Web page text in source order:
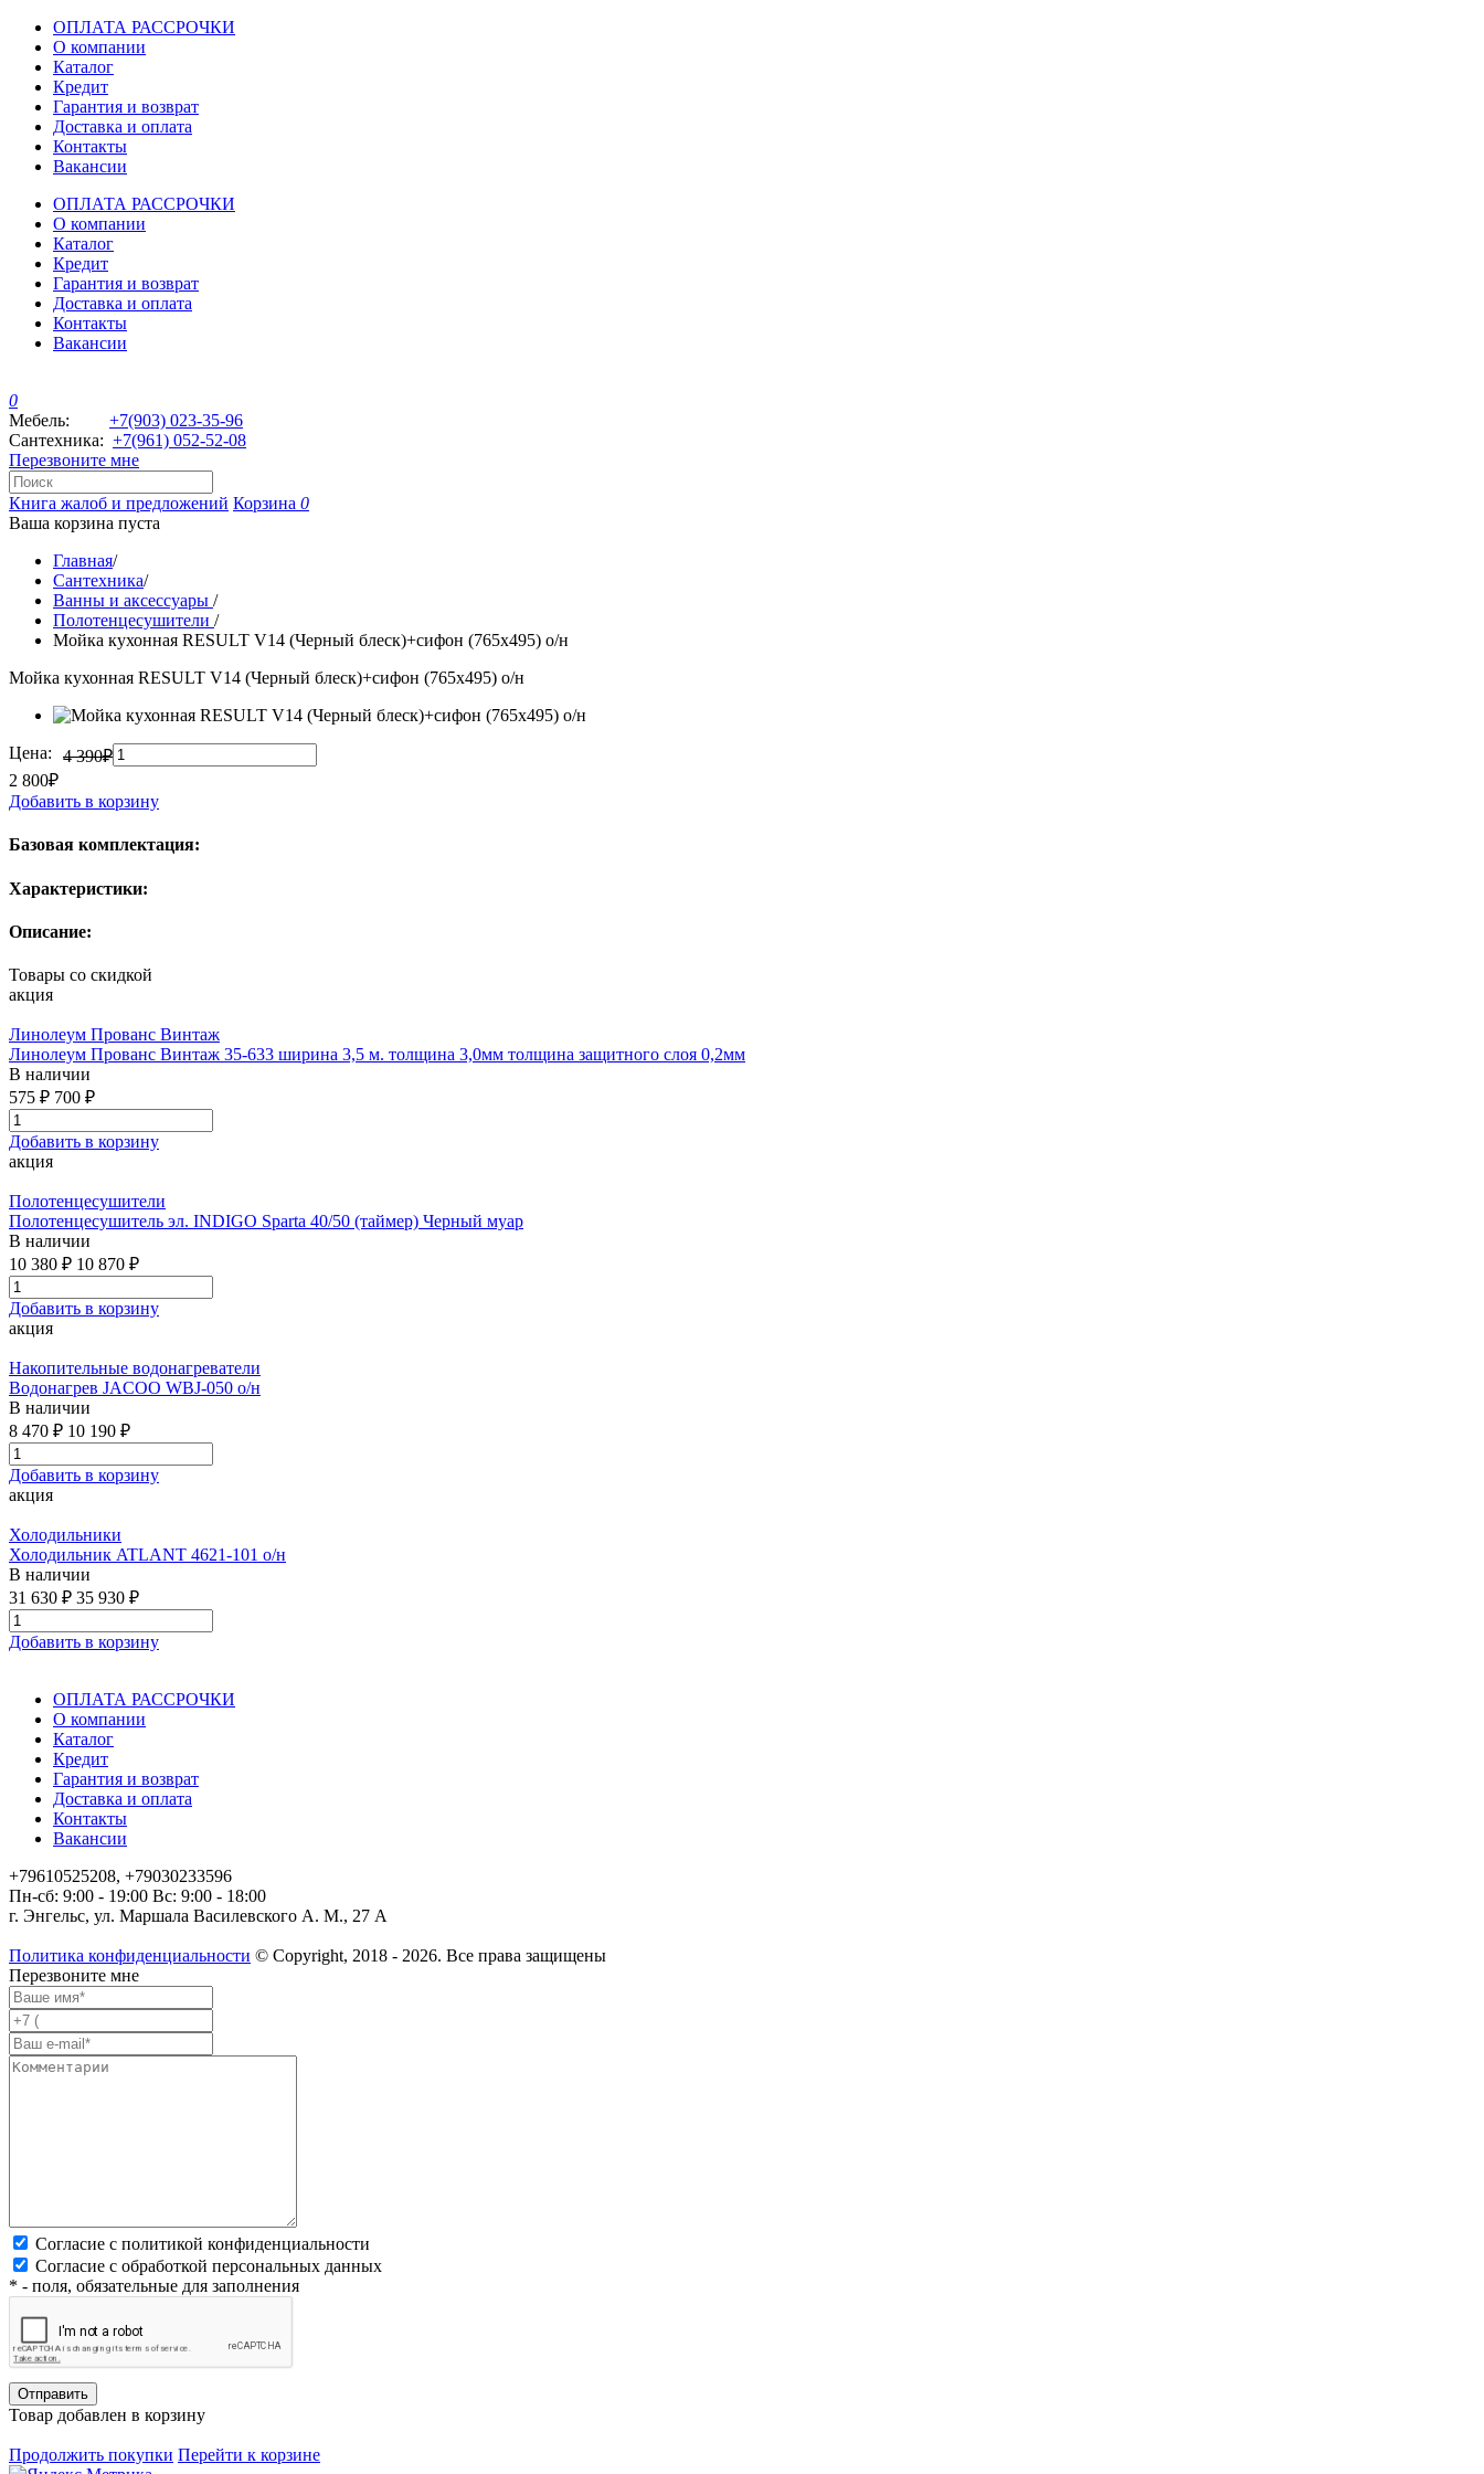
ОПЛАТА РАССРОЧКИ
О компании
Каталог
Кредит
Гарантия и возврат
Доставка и оплата
Контакты
Вакансии
ОПЛАТА РАССРОЧКИ
О компании
Каталог
Кредит
Гарантия и возврат
Доставка и оплата
Контакты
Вакансии
0
Мебель: +7(903) 023-35-96
Сантехника: +7(961) 052-52-08
Перезвоните мне
Книга жалоб и предложений Корзина 0
Ваша корзина пуста
Главная/
Сантехника/
Ванны и аксессуары /
Полотенцесушители /
Мойка кухонная RESULT V14 (Черный блеск)+сифон (765х495) о/н
Мойка кухонная RESULT V14 (Черный блеск)+сифон (765х495) о/н
Цена:
4 390₽
2 800₽
Добавить в корзину
Базовая комплектация:
Характеристики:
Описание:
Товары со скидкой
акция
Линолеум Прованс Винтаж
Линолеум Прованс Винтаж 35-633 ширина 3,5 м. толщина 3,0мм толщина защитного слоя 0,2мм
В наличии
575 ₽ 700 ₽
Добавить в корзину
акция
Полотенцесушители
Полотенцесушитель эл. INDIGO Sparta 40/50 (таймер) Черный муар
В наличии
10 380 ₽ 10 870 ₽
Добавить в корзину
акция
Накопительные водонагреватели
Водонагрев JACOO WBJ-050 о/н
В наличии
8 470 ₽ 10 190 ₽
Добавить в корзину
акция
Холодильники
Холодильник ATLANT 4621-101 о/н
В наличии
31 630 ₽ 35 930 ₽
Добавить в корзину
ОПЛАТА РАССРОЧКИ
О компании
Каталог
Кредит
Гарантия и возврат
Доставка и оплата
Контакты
Вакансии
+79610525208, +79030233596
Пн-сб: 9:00 - 19:00 Вс: 9:00 - 18:00
г. Энгельс, ул. Маршала Василевского А. М., 27 А
Политика конфиденциальности © Copyright, 2018 - 2026. Все права защищены
Перезвоните мне
Согласие с политикой конфиденциальности
Согласие с обработкой персональных данных
* - поля, обязательные для заполнения
Товар добавлен в корзину
Продолжить покупки Перейти к корзине